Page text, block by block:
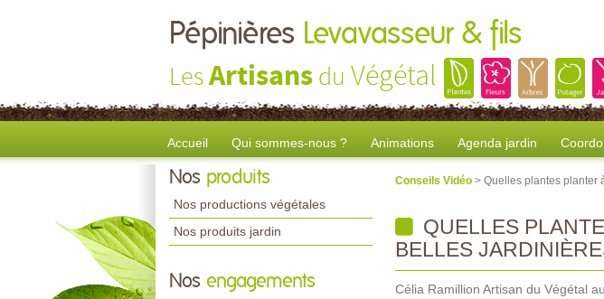
Pépinières Levavasseur & fils
LesArtisans du Végétal
Accueil Qui sommes-nous ? Animations Agenda jardin
Nos produits
Nos productions végétales
Nos produits jardin
Nos engagements
Conseils Vidéo > Quelles plantes planter
QUELLES
BELLES
Célia Ramillion Artisan du Végétal